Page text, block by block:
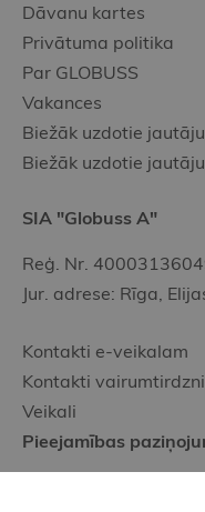
Dāvanu kartes
Privātuma politika
Par GLOBUSS
Vakances
Biežāk uzdotie
Biežāk uzdotie
SIA "Globuss A"
Reģ. Nr.
Jur. adrese: Rīga,
Kontakti e-veikalam
Kontakti
Veikali
Pieejamības